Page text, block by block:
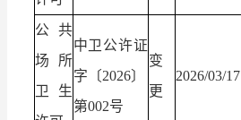
公共
场所
卫生
中卫公许证
字〔2026〕
第002号
变
更
2026/03/17